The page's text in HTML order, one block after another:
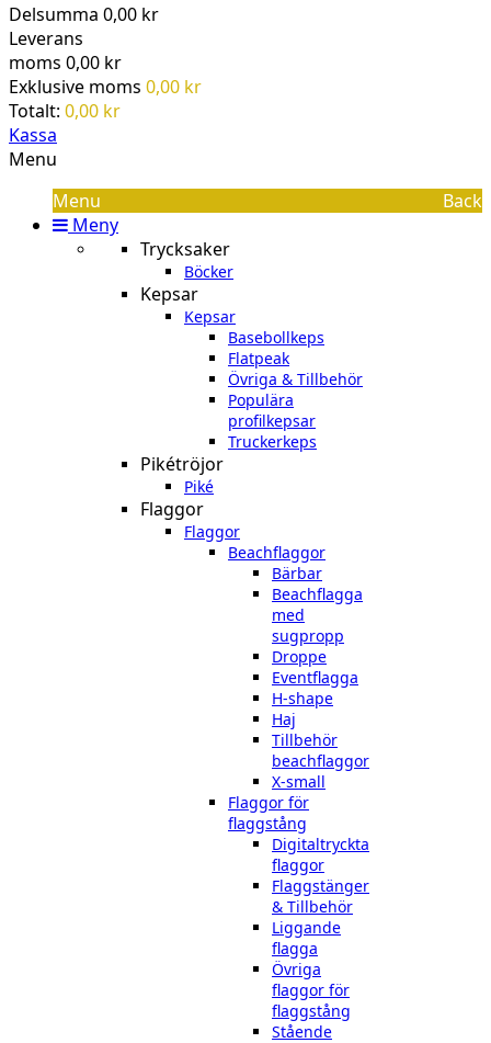
Delsumma 0,00 kr
Leverans
moms 0,00 kr
Exklusive moms 0,00 kr
Totalt: 0,00 kr
Kassa
Menu
Menu
Back
Meny
Trycksaker
Böcker
Kepsar
Kepsar
Basebollkeps
Flatpeak
Övriga & Tillbehör
Populära
profilkepsar
Truckerkeps
Pikétröjor
Piké
Flaggor
Flaggor
Beachflaggor
Bärbar
Beachflagga
med
sugpropp
Droppe
Eventflagga
H-shape
Haj
Tillbehör
beachflaggor
X-small
Flaggor för
flaggstång
Digitaltryckta
flaggor
Flaggstänger
& Tillbehör
Liggande
flagga
Övriga
flaggor för
flaggstång
Stående